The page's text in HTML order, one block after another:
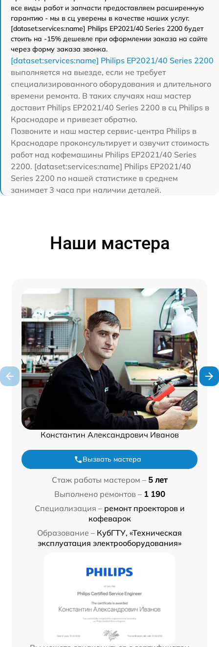
все виды работ и запчасти предоставляем расширенную
гарантию - мы в сц уверены в качестве наших услуг.
[dataset:services:name] Philips EP2021/40 Series 2200 будет
стоить на -15% дешевле при оформлении заказа на сайте
через форму заказа звонка.
[dataset:services:name] Philips EP2021/40 Series 2200
выполняется на выезде, если не требует
специализированного оборудования и длительного
времени ремонта. В таких случаях наш мастер
доставит Philips EP2021/40 Series 2200 в сц Philips в
Краснодаре и привезет обратно.
Позвоните и наш мастер сервис-центра Philips в
Краснодаре проконсультирует и озвучит стоимость
работ над кофемашины Philips EP2021/40 Series
2200. [dataset:services:name] Philips EP2021/40
Series 2200 по нашей статистике в среднем
занимает 3 часа при наличии деталей.
Наши мастера
Константин Александрович Иванов
Вызвать мастера
Стаж работы мастером – 5 лет
Выполнено ремонтов – 1 190
Специализация – ремонт проекторов и
кофеварок
Образование – КубГТУ, «Техническая
эксплуатация электрооборудования»